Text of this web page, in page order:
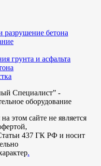
разрушение бетона
грунта и асфальта
Специалист” -
оборудование
этом сайте не является
437 ГК РФ и носит
.